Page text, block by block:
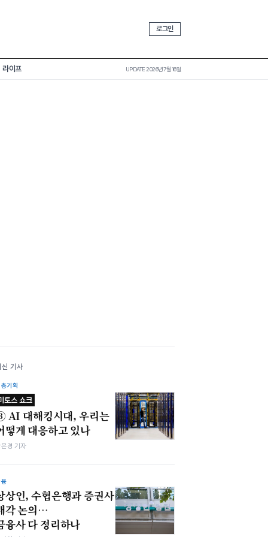
로그인
라이프 UPDATE 2026년 7월 16일
신 기사
기획
토스 쇼크
AI 대해킹시대, 우리는
떻게 대응하고 있나
은경 기자
상인, 수협은행과 증권사
각 논의…
융사 다 정리하나